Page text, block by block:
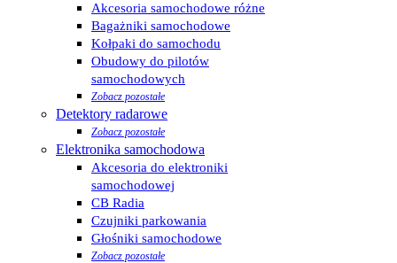
Akcesoria samochodowe różne
Bagażniki samochodowe
Kołpaki do samochodu
Obudowy do pilotów
samochodowych
Zobacz pozostałe
Detektory radarowe
Zobacz pozostałe
Elektronika samochodowa
Akcesoria do elektroniki
samochodowej
CB Radia
Czujniki parkowania
Głośniki samochodowe
Zobacz pozostałe